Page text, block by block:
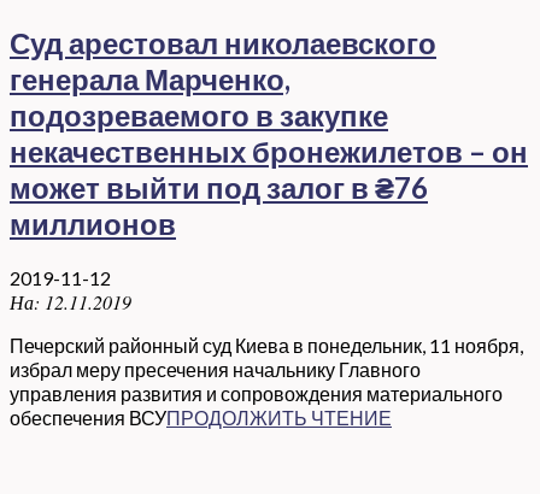
Суд арестовал николаевского
генерала Марченко,
подозреваемого в закупке
некачественных бронежилетов – он
может выйти под залог в ₴76
миллионов
2019-11-12
На: 12.11.2019
Печерский районный суд Киева в понедельник, 11 ноября,
избрал меру пресечения начальнику Главного
управления развития и сопровождения материального
обеспечения ВСУПРОДОЛЖИТЬ ЧТЕНИЕ